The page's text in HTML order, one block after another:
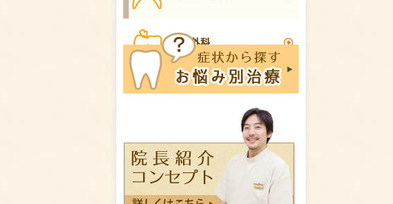
口腔外科